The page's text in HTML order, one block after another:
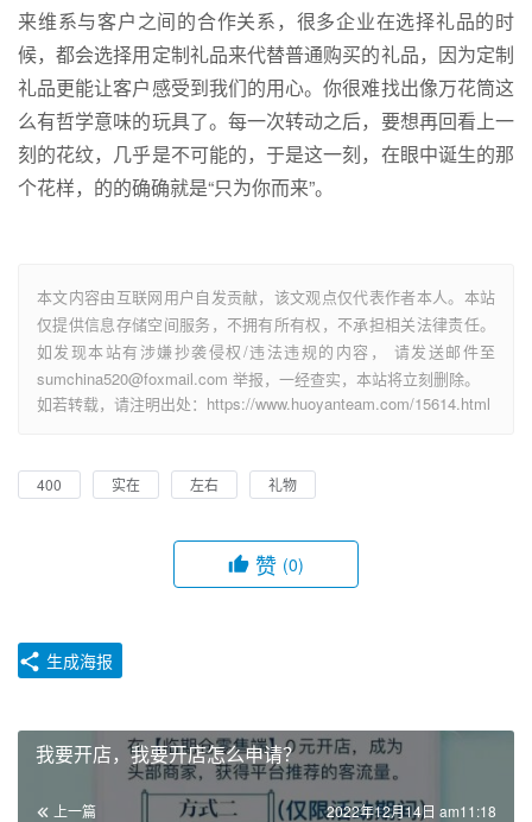
来维系与客户之间的合作关系，很多企业在选择礼品的时
候，都会选择用定制礼品来代替普通购买的礼品，因为定制
礼品更能让客户感受到我们的用心。你很难找出像万花筒这
么有哲学意味的玩具了。每一次转动之后，要想再回看上一
刻的花纹，几乎是不可能的，于是这一刻，在眼中诞生的那
个花样，的的确确就是“只为你而来”。
本文内容由互联网用户自发贡献，该文观点仅代表作者本人。本站
仅提供信息存储空间服务，不拥有所有权，不承担相关法律责任。
如发现本站有涉嫌抄袭侵权/违法违规的内容， 请发送邮件至
sumchina520@foxmail.com 举报，一经查实，本站将立刻删除。
如若转载，请注明出处：https://www.huoyanteam.com/15614.html
400 实在 左右 礼物
赞 (0)
生成海报
我要开店，我要开店怎么申请？
上一篇 2022年12月14日 am11:18